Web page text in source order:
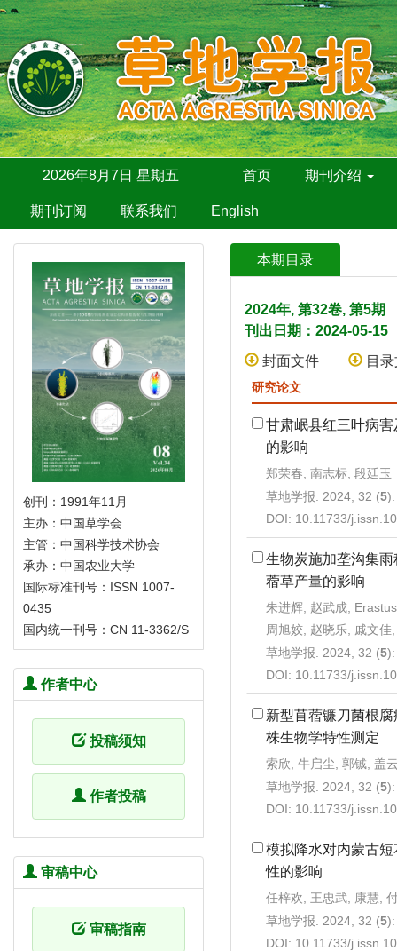
2026年8月7日 星期五 首页 期刊介绍
期刊订阅 联系我们 English
本期目录
2024年, 第32卷, 第5
刊出日期：2024-05-15
封面文件
目
研究论文
甘肃岷县红三叶病
的影响
郑荣春, 南志标, 段廷玉
草地学报. 2024, 32 (5
DOI: 10.11733/
生物炭施加垄沟集
蓿草产量的影响
朱进辉, 赵武成,
周旭姣, 赵晓乐, 戚文
草地学报. 2024, 32 (5
DOI: 10.11733/
新型苜蓿镰刀菌根
株生物学特性测定
索欣, 牛启尘, 郭铖, 盖
草地学报. 2024, 32 (5
DOI: 10.11733/
模拟降水对内蒙古
性的影响
任梓欢, 王忠武, 康慧,
草地学报. 2024, 32 (5
DOI: 10.11733/
创刊：1991年11月
主办：中国草学会
主管：中国科学技术协会
承办：中国农业大学
国际标准刊号：ISSN 1007-
0435
国内统一刊号：CN 11-3362/S
作者中心
投稿须知
作者投稿
审稿中心
审稿指南